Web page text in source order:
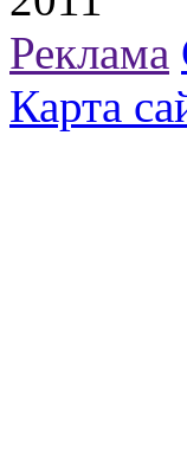
Реклама
Карта